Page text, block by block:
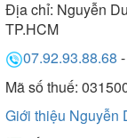
Địa chỉ: Nguyễn
TP.HCM
07.92.93.88.68 -
Mã số thuế:
Giới thiệu Nguyễn